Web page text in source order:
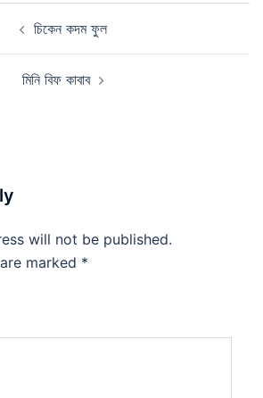
চিকেন কদম ফুল
মিনি বিফ কাবাব
will not be published.
marked *